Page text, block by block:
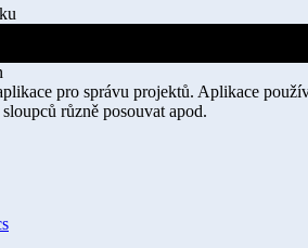
pro správu projektů. Aplikace
různě posouvat apod.